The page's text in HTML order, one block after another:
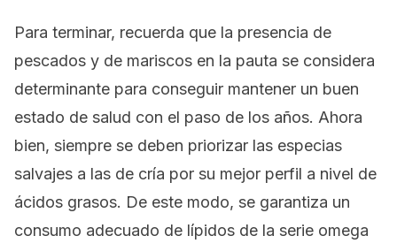
Para terminar, recuerda que la presencia de
pescados y de mariscos en la pauta se considera
determinante para conseguir mantener un buen
estado de salud con el paso de los años. Ahora
bien, siempre se deben priorizar las especias
salvajes a las de cría por su mejor perfil a nivel de
ácidos grasos. De este modo, se garantiza un
consumo adecuado de lípidos de la serie omega